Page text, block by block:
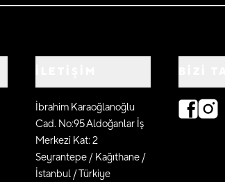
İbrahim Karaoğlanoğlu
Cad. No:95 Aldoğanlar İş
Merkezi Kat: 2
Seyrantepe / Kağıthane /
İstanbul / Türkiye